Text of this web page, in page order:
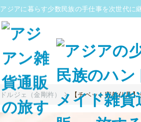
アジアに暮らす少数民族の手仕事を次世代に
ドルジェ（金剛杵） 【チベット密教仏具